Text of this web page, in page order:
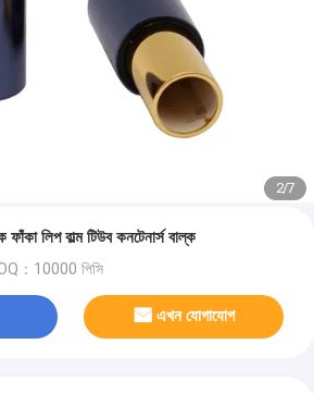
2/7
লিপ বাল্ম টিউব কনটেনার্স বাল্ক
：10000 পিসি
এখন যোগাযোগ